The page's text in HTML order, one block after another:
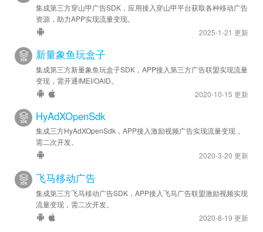
集成第三方穿山甲广告SDK，应用接入穿山甲平台获取各种移动广告
资源，助力APP实现流量变现。
2025-1-21 更新
新量象鱼玩盒子
集成第三方新量象鱼玩盒子SDK，APP接入第三方广告联盟实现流量
变现，需开通IMEI/OAID。
2020-10-15 更新
HyAdXOpenSdk
集成三方HyAdXOpenSdk，APP接入激励视频广告实现流量变现，
需二次开发。
2020-3-20 更新
飞马移动广告
集成第三方飞马移动广告SDK，APP接入飞马广告联盟激励视频实现
流量变现，需二次开发。
2020-8-19 更新